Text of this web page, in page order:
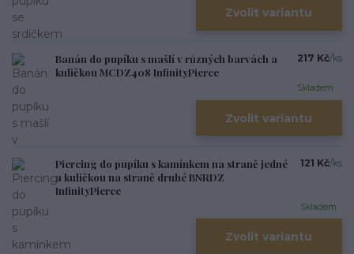
Zvolit variantu
Banán do pupíku s mašlí v různých barvách a
kuličkou MCDZ408 InfinityPierce
217 Kč/ks
Skladem
Zvolit variantu
Piercing do pupíku s kamínkem na straně jedné
a kuličkou na straně druhé BNRDZ
InfinityPierce
121 Kč/ks
Skladem
Zvolit variantu